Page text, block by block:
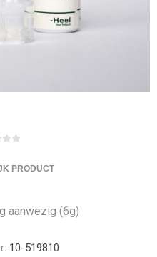
PRODUCT
aanwezig (6g)
10-519810